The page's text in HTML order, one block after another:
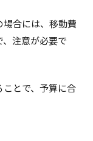
場合には、移動費
注意が必要で
とで、予算に合